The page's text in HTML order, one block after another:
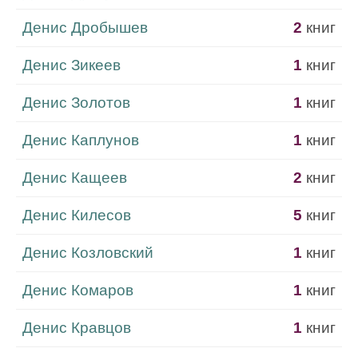
Денис Дробышев 2 книг
Денис Зикеев 1 книг
Денис Золотов 1 книг
Денис Каплунов 1 книг
Денис Кащеев 2 книг
Денис Килесов 5 книг
Денис Козловский 1 книг
Денис Комаров 1 книг
Денис Кравцов 1 книг